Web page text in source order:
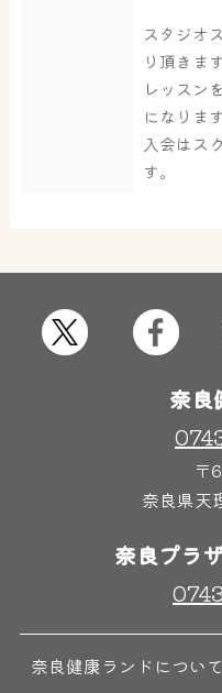
屋内レジャープール
奈良わんぱくランド
はしゃきっズ
スタジオ
り頂きま
レッスン
になりま
入会はス
す。
奈良
〒
奈良県天
奈良プラ
奈良健康ランドについて